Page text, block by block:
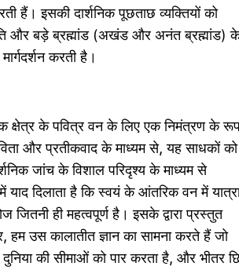
हैं। इसकी दार्शनिक पूछताछ व्यक्तियों को
और बड़े ब्रह्मांड (अखंड और अनंत ब्रह्मांड)
करती है।
क्षेत्र के पवित्र वन के लिए एक निमंत्रण के
और प्रतीकवाद के माध्यम से, यह साधकों को
जांच के विशाल परिदृश्य के माध्यम से
याद दिलाता है कि स्वयं के आंतरिक वन में
जितनी ही महत्वपूर्ण है। इसके द्वारा प्रस्तुत
हम उस कालातीत ज्ञान का सामना करते हैं जो
की सीमाओं को पार करता है, और भीतर